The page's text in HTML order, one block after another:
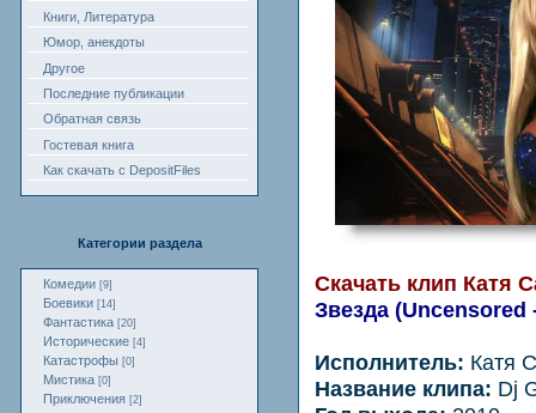
Книги, Литература
Юмор, анекдоты
Другое
Последние публикации
Обратная связь
Гостевая книга
Как скачать с DepositFiles
Категории раздела
Комедии [9]
Боевики [14]
Фантастика [20]
Исторические [4]
Катастрофы [0]
Мистика [0]
Приключения [2]
Скачать клип Катя
Звезда (Uncensored
Исполнитель: Катя
Название клипа: Dj